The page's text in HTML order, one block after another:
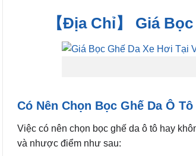
【Địa Chỉ】 Giá
Có Nên Chọn Bọc Ghế Da Ô
Việc có nên chọn bọc ghế da ô tô hay
và nhược điểm như sau: